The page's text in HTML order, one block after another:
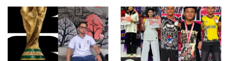
Tahun 2026-2031
Menyanyi Solo di FLS3N